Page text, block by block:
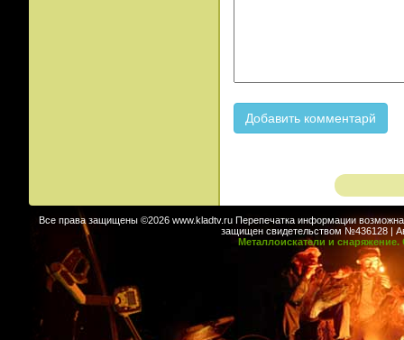
Все права защищены ©2026 www.kladtv.ru Перепечатка информации возможна
защищен свидетельством №436128 |
Металлоискатели и